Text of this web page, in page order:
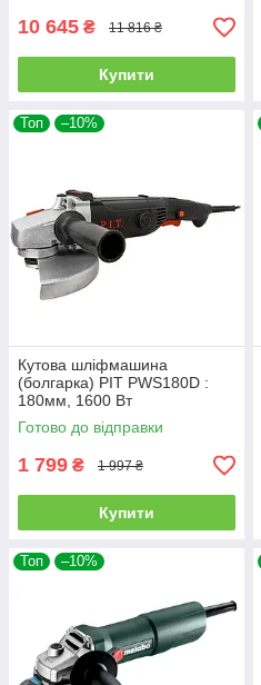
10 645 ₴ 11 816 ₴
Купити
Топ –10%
Кутова шліфмашина
(болгарка) PIT PWS180D :
180мм, 1600 Вт
Готово до відправки
1 799 ₴ 1 997 ₴
Купити
Топ –10%